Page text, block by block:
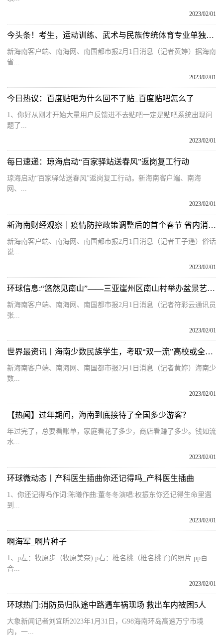
2023/02/01
今头条！考生，运动训练、武术与民族传统体育专业单独招生网上注册启动，下月起网上报名
新海南客户端、南海网、南国都市报2月1日消息（记者黄婷）据海南
省...
2023/02/01
今日热议：百度贴吧为什么回不了贴_百度贴吧怎么了
1、你好从刚才开始大量用户反馈进不去贴吧一定是贴吧系统出现问
题了...
2023/02/01
每日速递：琼海启动“百家驿站送春风”返岗复工行动
琼海启动“百家驿站送春风”返岗复工行动。新海南客户端、南海
网、...
2023/02/01
新海南财经观察｜疫情防控政策调整后的首个春节 省内消费市场成绩喜人
新海南客户端、南海网、南国都市报2月1日消息（记者王子遥）俗话
说...
2023/02/01
环球信息:“悠然见南山”——三亚崖州区南山村举办盆景艺术节
新海南客户端、南海网、南国都市报2月1日消息（记者符彩云通讯员
张...
2023/02/01
世界最资讯丨海南少数民族学生，考取“双一流”高校或全日制研究生毕业奖励5000-12000元不等
新海南客户端、南海网、南国都市报2月1日消息（记者黄婷）海南少
数...
2023/02/01
【热闻】过年期间，海南到底接待了全国多少游客？
年过完了，总要看账单，家庭看花了多少，商店看赚了多少。钱如流
水...
2023/02/01
环球微动态丨产科医生插曲你还记得吗_产科医生插曲
1、你还记得吗作词:陈曦作曲:董冬冬演唱:权振东你还记得生命里遇
到...
2023/02/01
啊海军_啊片种子
1、p左：牧原步（牧原美奈) p右：椎名桃（椎名桃子)的照片 pp百
合...
2023/02/01
环球热门:消防员归队途中路遇车祸现场 救出车内被困5人
大象新闻记者刘宜昕2023年1月31日，G98海南环岛高速万宁市境
内，一...